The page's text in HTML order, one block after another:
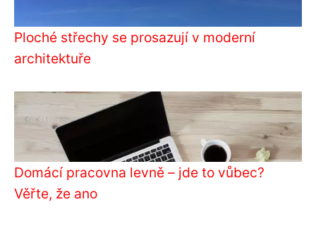
Ploché střechy se prosazují v moderní
architektuře
Domácí pracovna levně – jde to vůbec?
Věřte, že ano